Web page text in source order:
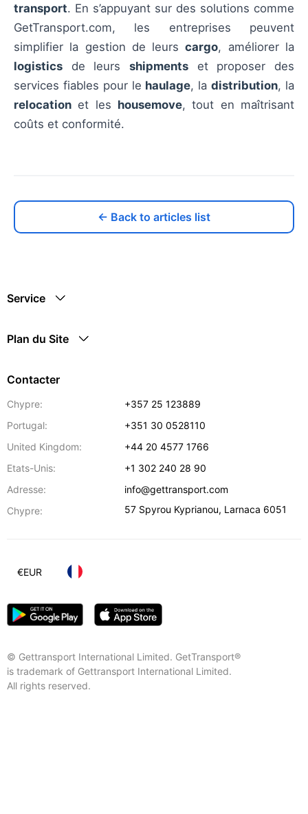
transport. En s’appuyant sur des solutions comme
GetTransport.com, les entreprises peuvent
simplifier la gestion de leurscargo, améliorer la
logistics de leurs shipments et proposer des
services fiables pour le haulage, ladistribution, la
relocation et les housemove, tout en maîtrisant
coûts et conformité.
← Back to articles list
Service
Plan du Site
Contacter
Chypre:
+357 25 123889
Portugal:
+351 30 0528110
United Kingdom:
+44 20 4577 1766
Etats-Unis:
+1 302 240 28 90
Adresse:
info@gettransport.com
Chypre:
57 Spyrou Kyprianou, Larnaca 6051
© Gettransport International Limited. GetTransport®
is trademark of Gettransport International Limited.
All rights reserved.
€EUR